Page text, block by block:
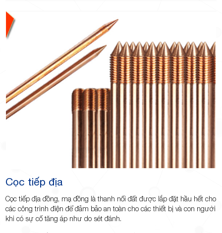
Cọc tiếp địa
Cọc tiếp địa đồng, mạ đồng là thanh nối đất được lắp đặt hầu hết cho
các công trình điện để đảm bảo an toàn cho các thiết bị và con người
khi có sự cố tăng áp như do sét đánh.